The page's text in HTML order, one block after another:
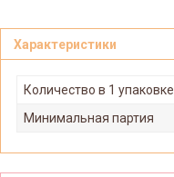
Характеристики
Количество в 1 упаковке
Минимальная партия